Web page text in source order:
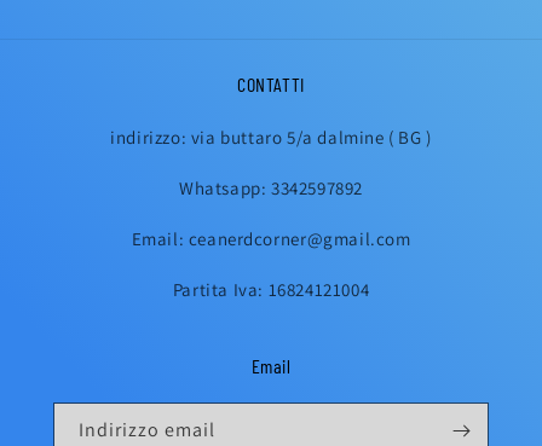
CONTATTI
indirizzo: via buttaro 5/a dalmine ( BG )
Whatsapp: 3342597892
Email: ceanerdcorner@gmail.com
Partita Iva: 16824121004
Email
Indirizzo email